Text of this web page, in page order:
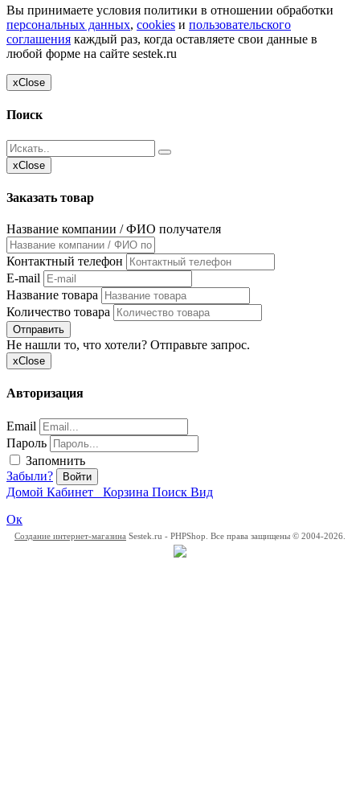
Вы принимаете условия политики в отношении обработки
персональных данных, cookies и пользовательского
соглашения каждый раз, когда оставляете свои данные в
любой форме на сайте sestek.ru
xClose
Поиск
xClose
Заказать товар
Название компании / ФИО получателя
Контактный телефон
E-mail
Название товара
Количество товара
Отправить
Не нашли то, что хотели? Отправьте запрос.
xClose
Авторизация
Email
Пароль
Запомнить
Забыли?
Войти
Домой Кабинет Корзина Поиск Вид
Ок
Создание интернет-магазина Sestek.ru - PHPShop. Все права защищены © 2004-2026.